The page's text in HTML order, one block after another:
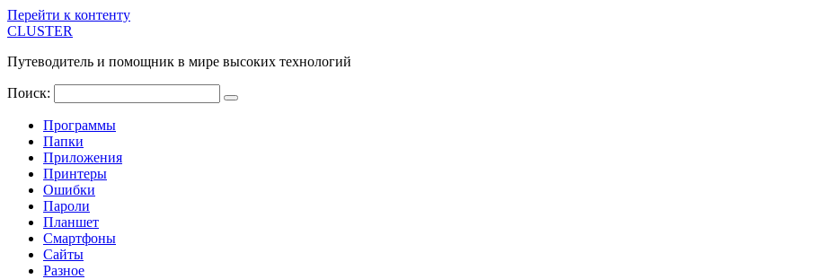
Перейти к контенту
CLUSTER
Путеводитель и помощник в мире высоких технологий
Поиск:
Программы
Папки
Приложения
Принтеры
Ошибки
Пароли
Планшет
Смартфоны
Сайты
Разное